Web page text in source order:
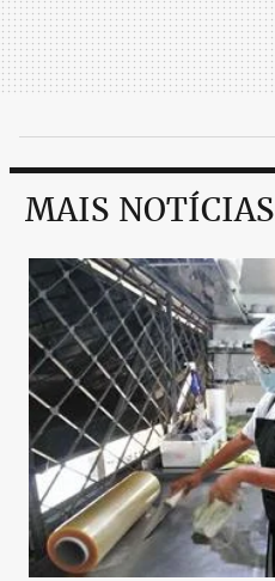
MAIS NOTÍCIAS